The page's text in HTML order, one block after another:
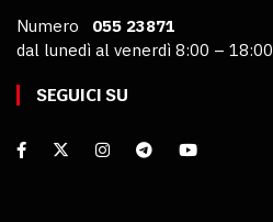
Numero 055 23871
dal lunedì al venerdì 8:00 – 18:00
SEGUICI SU